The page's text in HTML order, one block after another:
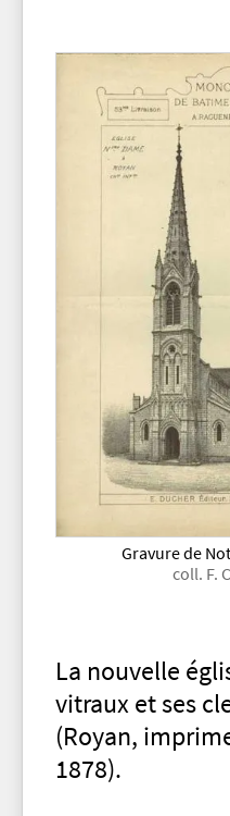
Gravure de
coll. F.
La nouvelle
vitraux et ses
(Royan,
1878).